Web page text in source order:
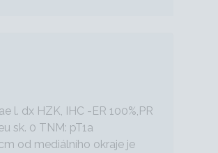
l. dx HZK, IHC -ER 100%,PR
sk. 0 TNM: pT1a
od mediálního okraje je